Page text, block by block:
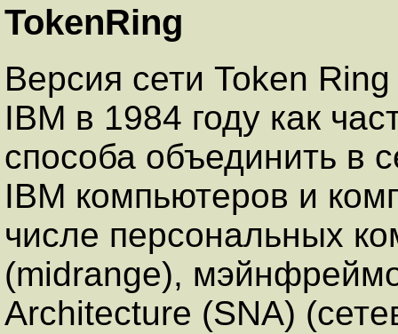
TokenRing
Версия сети Token
IBM в 1984 году как
способа объединить в
IBM компьютеров и
числе персональных
(midrange),
Architecture (SNA)